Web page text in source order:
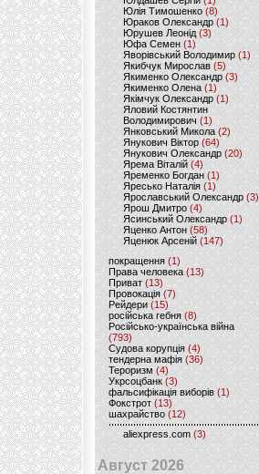
Юлія Тимошенко (8)
Юраков Олександр (1)
Юрушев Леонід (3)
Юфа Семен (1)
Яворівський Володимир (1)
Якибчук Мирослав (5)
Якименко Олександр (3)
Якименко Олена(1)
Якімчук Олександр (1)
Яловий Костянтин
Володимирович (1)
Янковський Микола(2)
Янукович Віктор (64)
Янукович Олександр(20)
Ярема Віталій(4)
Яременко Богдан(1)
Яресько Наталія(1)
Ярославський Олександр (3)
Ярош Дмитро (4)
Ясинський Олександр (1)
Яценко Антон(58)
Яценюк Арсеній (147)
покращення (1)
Права человека(13)
Приват (13)
Провокація (7)
Рейдери (15)
російська гебня (8)
Російсько-українська війна
(793)
Судова корупція (4)
тендерна мафія (36)
Тероризм (4)
Укрсоцбанк (3)
фальсифікація виборів (1)
Фокстрот(13)
шахрайство (12)
aliexpress.com (3)
Август 2026